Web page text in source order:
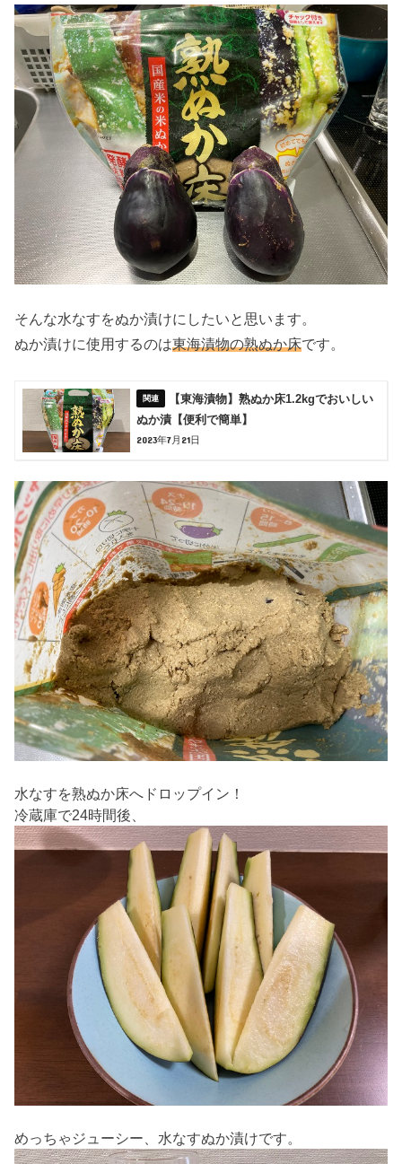
そんな水なすをぬか漬けにしたいと思います。
ぬか漬けに使用するのは東海漬物の熟ぬか床です。
【東海漬物】熟ぬか床1.2kgでおいしい
ぬか漬【便利で簡単】
2023年7月21日
水なすを熟ぬか床へドロップイン！
冷蔵庫で24時間後、
めっちゃジューシー、水なすぬか漬けです。